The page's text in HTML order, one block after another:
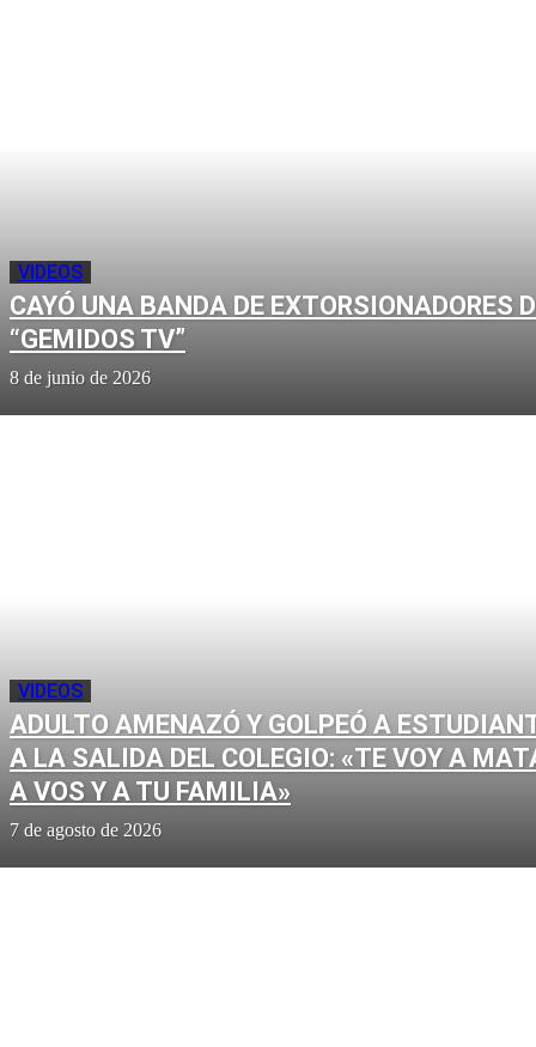
VIDEOS
CAYÓ UNA BANDA DE EXTORSIONADORES
“GEMIDOS TV”
8 de junio de 2026
VIDEOS
ADULTO AMENAZÓ Y GOLPEÓ A
A LA SALIDA DEL COLEGIO: «TE VOY A
A VOS Y A TU FAMILIA»
7 de agosto de 2026